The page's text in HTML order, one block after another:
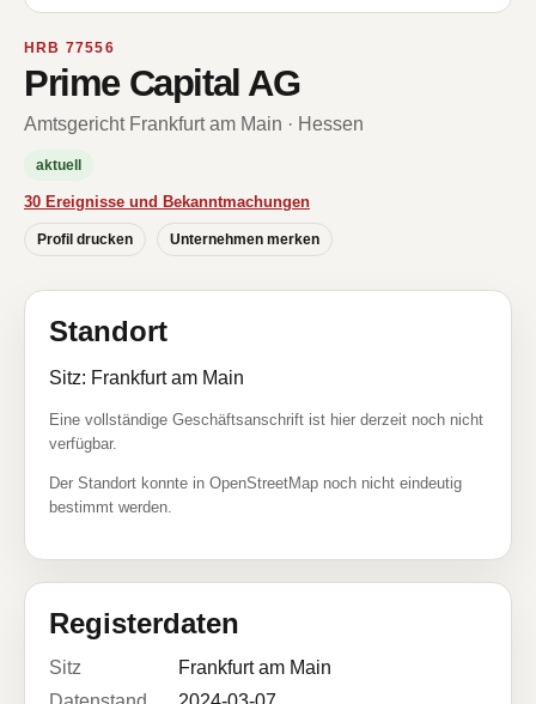
HRB 77556
Prime Capital AG
Amtsgericht Frankfurt am Main · Hessen
aktuell
30 Ereignisse und Bekanntmachungen
Profil drucken Unternehmen merken
Standort
Sitz: Frankfurt am Main
Eine vollständige Geschäftsanschrift ist hier derzeit noch nicht
verfügbar.
Der Standort konnte in OpenStreetMap noch nicht eindeutig
bestimmt werden.
Registerdaten
Sitz
Frankfurt am Main